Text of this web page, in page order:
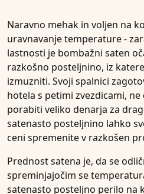
Naravno mehak in voljen na
uravnavanje temperature -
lastnosti je bombažni saten
razkošno posteljnino, iz
izmuzniti. Svoji spalnici
hotela s petimi zvezdicami,
porabiti veliko denarja za
satenasto posteljnino lahko
ceni spremenite v razkošen
Prednost satena je, da se
spreminjajočim se
satenasto posteljno perilo na